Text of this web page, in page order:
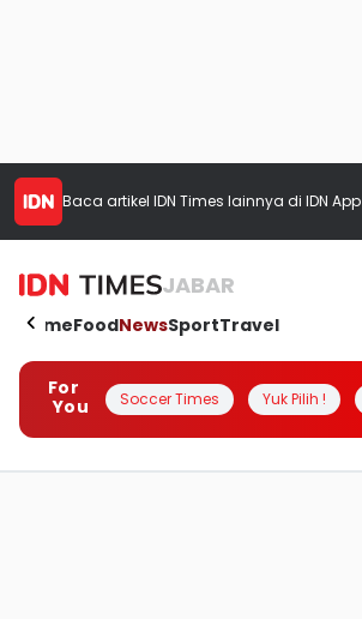
Baca artikel IDN Times lainnya di IDN App
JABAR
HomeFoodNewsSportTravel
For
You
Soccer Times Yuk Pilih !